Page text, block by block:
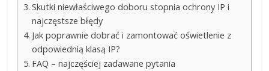
Skutki niewłaściwego doboru stopnia ochrony IP i
najczęstsze błędy
Jak poprawnie dobrać i zamontować oświetlenie z
odpowiednią klasą IP?
FAQ – najczęściej zadawane pytania